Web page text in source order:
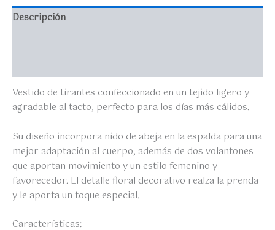
Descripción
Vestido de tirantes confeccionado en un tejido ligero y
agradable al tacto, perfecto para los días más cálidos.
Su diseño incorpora nido de abeja en la espalda para una
mejor adaptación al cuerpo, además de dos volantones
que aportan movimiento y un estilo femenino y
favorecedor. El detalle floral decorativo realza la prenda
y le aporta un toque especial.
Características: